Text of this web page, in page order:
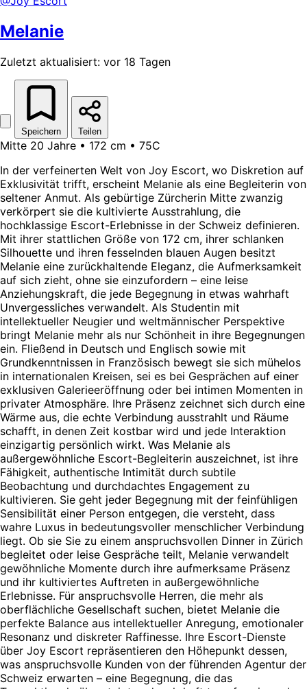
Melanie
Zuletzt aktualisiert: vor 18 Tagen
Speichern Teilen
Mitte 20 Jahre • 172 cm • 75C
In der verfeinerten Welt von Joy Escort, wo Diskretion auf
Exklusivität trifft, erscheint Melanie als eine Begleiterin von
seltener Anmut. Als gebürtige Zürcherin Mitte zwanzig
verkörpert sie die kultivierte Ausstrahlung, die
hochklassige Escort-Erlebnisse in der Schweiz definieren.
Mit ihrer stattlichen Größe von 172 cm, ihrer schlanken
Silhouette und ihren fesselnden blauen Augen besitzt
Melanie eine zurückhaltende Eleganz, die Aufmerksamkeit
auf sich zieht, ohne sie einzufordern – eine leise
Anziehungskraft, die jede Begegnung in etwas wahrhaft
Unvergessliches verwandelt. Als Studentin mit
intellektueller Neugier und weltmännischer Perspektive
bringt Melanie mehr als nur Schönheit in ihre Begegnungen
ein. Fließend in Deutsch und Englisch sowie mit
Grundkenntnissen in Französisch bewegt sie sich mühelos
in internationalen Kreisen, sei es bei Gesprächen auf einer
exklusiven Galerieeröffnung oder bei intimen Momenten in
privater Atmosphäre. Ihre Präsenz zeichnet sich durch eine
Wärme aus, die echte Verbindung ausstrahlt und Räume
schafft, in denen Zeit kostbar wird und jede Interaktion
einzigartig persönlich wirkt. Was Melanie als
außergewöhnliche Escort-Begleiterin auszeichnet, ist ihre
Fähigkeit, authentische Intimität durch subtile
Beobachtung und durchdachtes Engagement zu
kultivieren. Sie geht jeder Begegnung mit der feinfühligen
Sensibilität einer Person entgegen, die versteht, dass
wahre Luxus in bedeutungsvoller menschlicher Verbindung
liegt. Ob sie Sie zu einem anspruchsvollen Dinner in Zürich
begleitet oder leise Gespräche teilt, Melanie verwandelt
gewöhnliche Momente durch ihre aufmerksame Präsenz
und ihr kultiviertes Auftreten in außergewöhnliche
Erlebnisse. Für anspruchsvolle Herren, die mehr als
oberflächliche Gesellschaft suchen, bietet Melanie die
perfekte Balance aus intellektueller Anregung, emotionaler
Resonanz und diskreter Raffinesse. Ihre Escort-Dienste
über Joy Escort repräsentieren den Höhepunkt dessen,
was anspruchsvolle Kunden von der führenden Agentur der
Schweiz erwarten – eine Begegnung, die das